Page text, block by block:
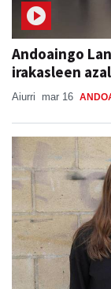
Andoaingo
irakasleen
Aiurri mar 16